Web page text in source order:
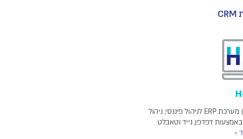
גרסה אינטרנטית של חשבשבת (Saas) מערכת ERP לניהול פיננסי, ניהול
דפדפן, נייד וטאבלט
>